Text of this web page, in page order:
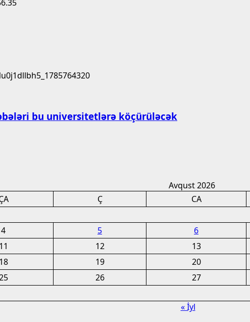
bu universitetlərə köçürüləcək
Avqust 2026
Ç CA
4 5 6
11 12 13
18 19 20
26 27
« İyl